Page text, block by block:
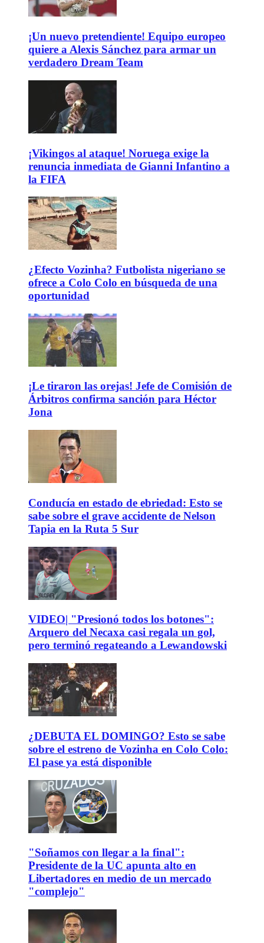
¡Un nuevo pretendiente! Equipo europeo
quiere a Alexis Sánchez para armar un
verdadero Dream Team
¡Vikingos al ataque! Noruega exige la
renuncia inmediata de Gianni Infantino a
la FIFA
¿Efecto Vozinha? Futbolista nigeriano se
ofrece a Colo Colo en búsqueda de una
oportunidad
¡Le tiraron las orejas! Jefe de Comisión de
Árbitros confirma sanción para Héctor
Jona
Conducía en estado de ebriedad: Esto se
sabe sobre el grave accidente de Nelson
Tapia en la Ruta 5 Sur
VIDEO| "Presionó todos los botones":
Arquero del Necaxa casi regala un gol,
pero terminó regateando a Lewandowski
¿DEBUTA EL DOMINGO? Esto se sabe
sobre el estreno de Vozinha en Colo Colo:
El pase ya está disponible
"Soñamos con llegar a la final":
Presidente de la UC apunta alto en
Libertadores en medio de un mercado
"complejo"